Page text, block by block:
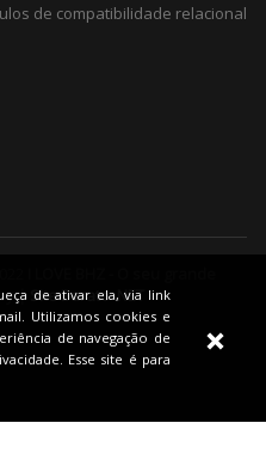
de compatibilidade relacional
| Site Barato .NET
de ativar ela, via link
Utilizamos cookies e
de navegação de
Esse site é para